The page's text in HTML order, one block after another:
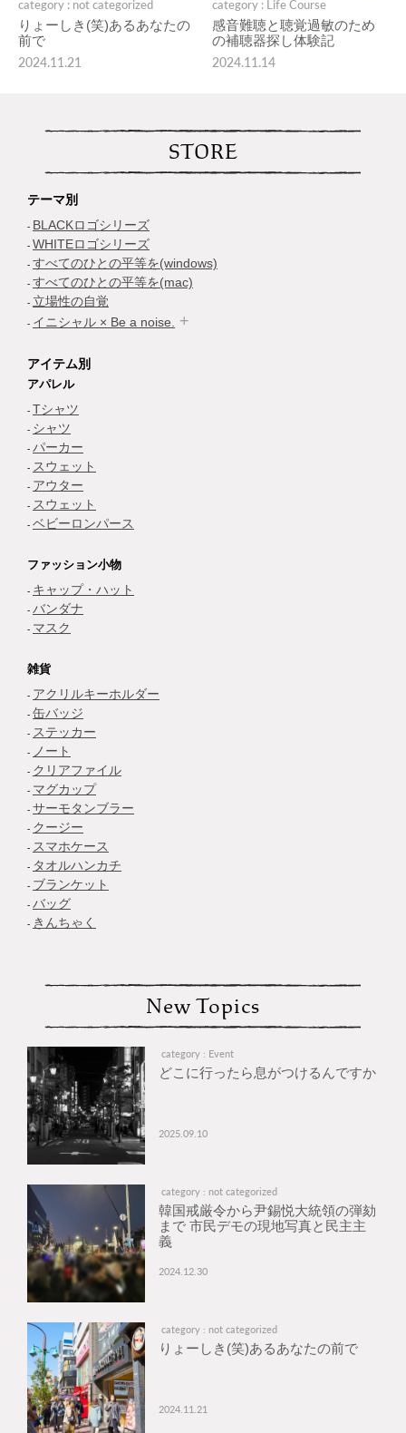
category : not categorized
りょーしき(笑)あるあなたの
前で
2024.11.21
category : Life Course
感音難聴と聴覚過敏のため
の補聴器探し体験記
2024.11.14
STORE
テーマ別
BLACKロゴシリーズ
WHITEロゴシリーズ
すべてのひとの平等を(windows)
すべてのひとの平等を(mac)
立場性の自覚
イニシャル × Be a noise.
アイテム別
アパレル
Tシャツ
シャツ
パーカー
スウェット
アウター
スウェット
ベビーロンパース
ファッション小物
キャップ・ハット
バンダナ
マスク
雑貨
アクリルキーホルダー
缶バッジ
ステッカー
ノート
クリアファイル
マグカップ
サーモタンブラー
クージー
スマホケース
タオルハンカチ
ブランケット
バッグ
きんちゃく
New Topics
category : Event
どこに行ったら息がつけるんですか
2025.09.10
category : not categorized
韓国戒厳令から尹錫悦大統領の弾劾
まで 市民デモの現地写真と民主主
義
2024.12.30
category : not categorized
りょーしき(笑)あるあなたの前で
2024.11.21